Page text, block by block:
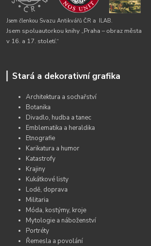
Jsem členkou Svazu Antikvářů ČR a ILAB.
Jsem spoluautorkou knihy „Praha – obraz města
v 16. a 17. století.“
Stará a dekorativní grafika
Architektura a sochařství
Botanika
Divadlo, hudba a tanec
Emblematika a heraldika
Etnografie
Karikatura a humor
Katastrofy
Krajiny
Kukátkové listy
Lodě, doprava
Militaria
Móda, kostýmy, kroje
Mytologie a náboženství
Portréty
Řemesla a povolání